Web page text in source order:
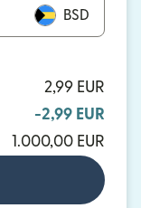
BSD
2,99 EUR
-2,99 EUR
1.000,00 EUR